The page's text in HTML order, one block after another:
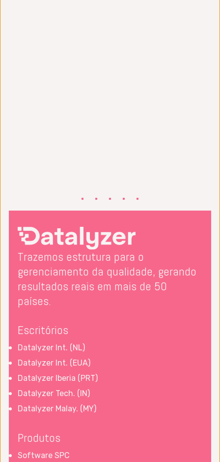
Trazemos estrutura para o
gerenciamento da qualidade, gerando
resultados reais em mais de 50
países.
Escritórios
Datalyzer Int. (NL)
Datalyzer Int. (EUA)
Datalyzer Iberia (PRT)
Datalyzer Tech. (IN)
Datalyzer Malay. (MY)
Produtos
Software SPC